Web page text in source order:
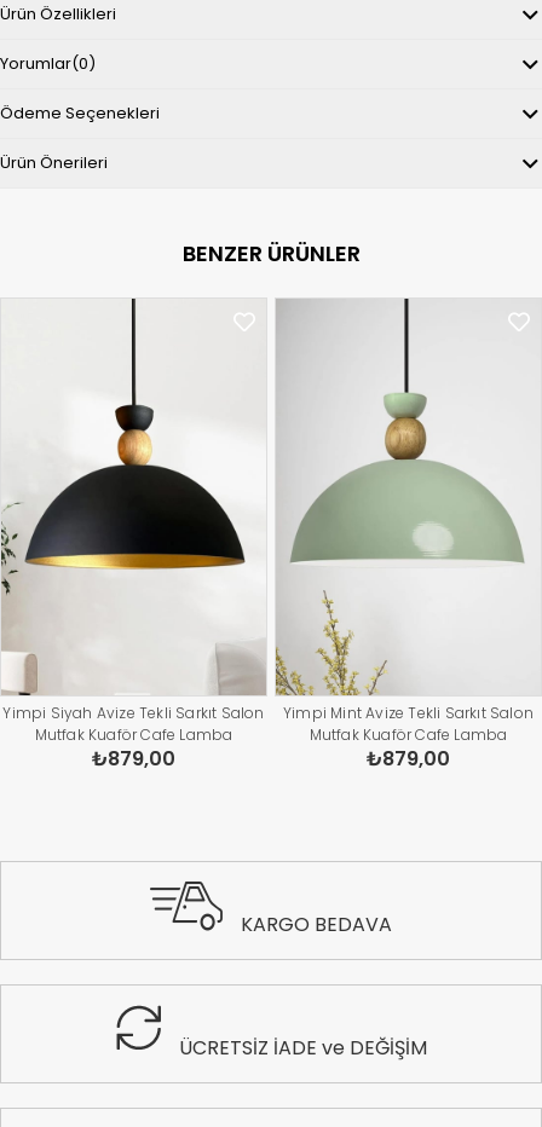
Ürün Özellikleri
Yorumlar(0)
Ödeme Seçenekleri
Ürün Önerileri
BENZER ÜRÜNLER
Yimpi Siyah Avize Tekli Sarkıt Salon
Mutfak Kuaför Cafe Lamba
Dekoratif Aydınlatma Pastane
₺879,00
Yimpi Mint Avize Tekli Sarkıt Salon
Mutfak Kuaför Cafe Lamba
Dekoratif Aydınlatma Pastane
₺879,00
KARGO BEDAVA
ÜCRETSİZ İADE ve DEĞİŞİM